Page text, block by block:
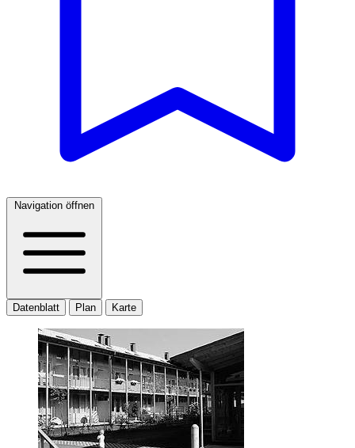
Navigation öffnen
Datenblatt Plan Karte